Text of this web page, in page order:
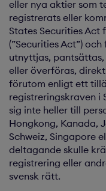
eller nya aktier som
registrerats eller
States Securities Act
(”Securities Act”)
utnyttjas,
eller överföras,
förutom enligt ett
registreringskraven i
sig inte heller till
Hongkong, Kanada,
Schweiz, Singapore
deltagande skulle
registrering eller
svensk rätt.